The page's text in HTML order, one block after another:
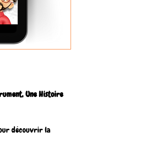
Une Histoire
découvrir la